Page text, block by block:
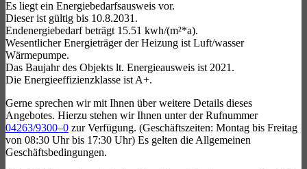
Es liegt ein Energiebedarfsausweis vor.
Dieser ist gültig bis 10.8.2031.
Endenergiebedarf beträgt 15.51 kwh/(m²*a).
Wesentlicher Energieträger der Heizung ist Luft/wasser
Wärmepumpe.
Das Baujahr des Objekts lt. Energieausweis ist 2021.
Die Energieeffizienzklasse ist A+.
Gerne sprechen wir mit Ihnen über weitere Details dieses
Angebotes. Hierzu stehen wir Ihnen unter der Rufnummer
04263/9300–0 zur Verfügung. (Geschäftszeiten: Montag bis Freitag
von 08:30 Uhr bis 17:30 Uhr) Es gelten die Allgemeinen
Geschäftsbedingungen.